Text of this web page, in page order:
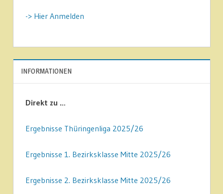
-> Hier Anmelden
INFORMATIONEN
Direkt zu …
Ergebnisse Thüringenliga 2025/26
Ergebnisse 1. Bezirksklasse Mitte 2025/26
Ergebnisse 2. Bezirksklasse Mitte 2025/26